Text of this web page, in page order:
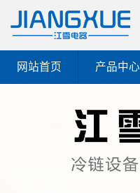
网站首页 产品中心